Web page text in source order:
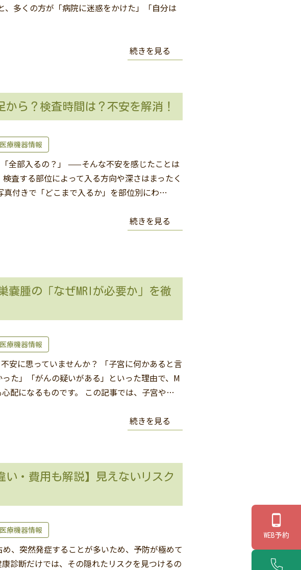
WEB予約
、多くの方が「病院に迷惑をかけた」「自分は
続きを見る
ら？検査時間は？不安を解消！
医療機器情報
「全部入るの？」 ——そんな不安を感じたことは
査する部位によって入る方向や深さはまったく
真付きで「どこまで入るか」を部位別にわ…
続きを見る
嚢腫の「なぜMRIが必要か」を徹
医療機器情報
安に思っていませんか？ 「子宮に何かあると言
た」「がんの疑いがある」といった理由で、M
配になるものです。 この記事では、子宮や…
続きを見る
い・費用も解説】見えないリスク
医療機器情報
、突然発症することが多いため、予防が極めて
診断だけでは、その隠れたリスクを見つけるの